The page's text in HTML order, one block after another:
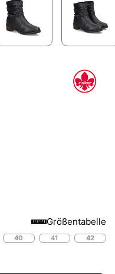
Größentabelle
40 41
42